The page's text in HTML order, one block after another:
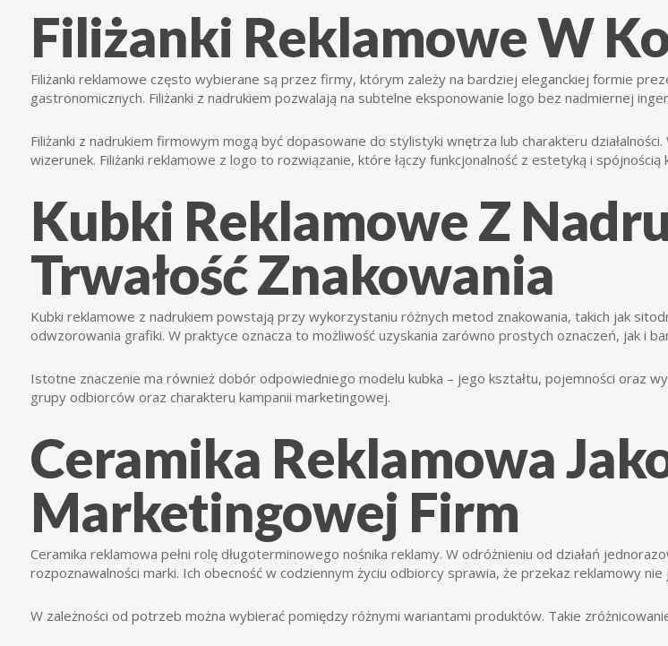
Filiżanki Reklamowe W
Filiżanki reklamowe często wybierane są przez firmy, którym zależy na bardziej eleganckiej formie
gastronomicznych. Filiżanki z nadrukiem pozwalają na subtelne eksponowanie logo bez nadmiernej
Filiżanki z nadrukiem firmowym mogą być dopasowane do stylistyki wnętrza lub charakteru
wizerunek. Filiżanki reklamowe z logo to rozwiązanie, które łączy funkcjonalność z estetyką i spójnością
Kubki Reklamowe Z
Trwałość Znakowania
Kubki reklamowe z nadrukiem powstają przy wykorzystaniu różnych metod znakowania, takich jak
odwzorowania grafiki. W praktyce oznacza to możliwość uzyskania zarówno prostych oznaczeń, jak i
Istotne znaczenie ma również dobór odpowiedniego modelu kubka – jego kształtu, pojemności oraz
grupy odbiorców oraz charakteru kampanii marketingowej.
Ceramika Reklamowa
Marketingowej Firm
Ceramika reklamowa pełni rolę długoterminowego nośnika reklamy. W odróżnieniu od działań
rozpoznawalności marki. Ich obecność w codziennym życiu odbiorcy sprawia, że przekaz reklamowy
W zależności od potrzeb można wybierać pomiędzy różnymi wariantami produktów. Takie